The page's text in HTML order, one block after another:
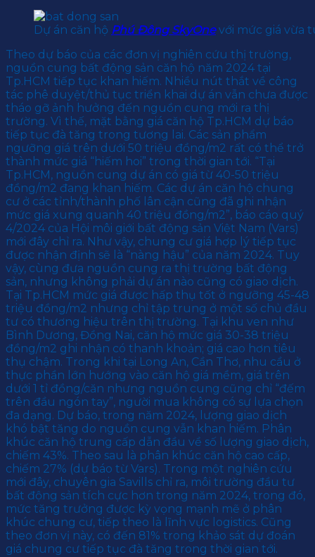
Dự án căn hộ Phú Đông SkyOnevới mức giá vừa
Theo dự báo của các đơn vị nghiên cứu thị trường,
nguồn cung bất động sản căn hộ năm 2024 tại
Tp.HCM tiếp tục khan hiếm. Nhiều nút thắt về công
tác phê duyệt/thủ tục triển khai dự án vẫn chưa được
tháo gỡ ảnh hưởng đến nguồn cung mới ra thị
trường. Vì thế, mặt bằng giá căn hộ Tp.HCM dự báo
tiếp tục đà tăng trong tương lai. Các sản phẩm
ngưỡng giá trên dưới 50 triệu đồng/m2 rất có thể trở
thành mức giá “hiếm hoi” trong thời gian tới. “Tại
Tp.HCM, nguồn cung dự án có giá từ 40-50 triệu
đồng/m2 đang khan hiếm. Các dự án căn hộ chung
cư ở các tỉnh/thành phố lân cận cũng đã ghi nhận
mức giá xung quanh 40 triệu đồng/m2”, báo cáo quý
4/2024 của Hội môi giới bất động sản Việt Nam (Vars)
mới đây chỉ ra. Như vậy, chung cư giá hợp lý tiếp tục
được nhận định sẽ là “nàng hậu” của năm 2024. Tuy
vậy, cùng đưa nguồn cung ra thị trường bất động
sản, nhưng không phải dự án nào cũng có giao dịch.
Tại Tp.HCM mức giá được hấp thụ tốt ở ngưỡng 45-48
triệu đồng/m2 nhưng chỉ tập trung ở một số chủ đầu
tư có thương hiệu trên thị trường. Tại khu ven như
Bình Dương, Đồng Nai, căn hộ mức giá 30-38 triệu
đồng/m2 ghi nhận có thanh khoản; giá cao hơn tiêu
thụ chậm. Trong khi tại Long An, Cần Thơ, nhu cầu ở
thực phần lớn hướng vào căn hộ giá mềm, giá trên
dưới 1 tỉ đồng/căn nhưng nguồn cung cũng chỉ “đếm
trên đầu ngón tay”, người mua không có sự lựa chọn
đa dạng. Dự báo, trong năm 2024, lượng giao dịch
khó bật tăng do nguồn cung vẫn khan hiếm. Phân
khúc căn hộ trung cấp dẫn đầu về số lượng giao dịch,
chiếm 43%. Theo sau là phân khúc căn hộ cao cấp,
chiếm 27% (dự báo từ Vars). Trong một nghiên cứu
mới đây, chuyên gia Savills chỉ ra, môi trường đầu tư
bất động sản tích cực hơn trong năm 2024, trong đó,
mức tăng trưởng được kỳ vọng mạnh mẽ ở phân
khúc chung cư, tiếp theo là lĩnh vực logistics. Cũng
theo đơn vị này, có đến 81% trong khảo sát dự đoán
giá chung cư tiếp tục đà tăng trong thời gian tới.